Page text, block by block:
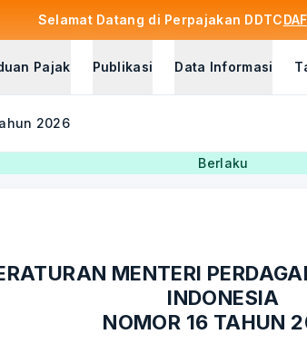
Selamat Datang di Perpajakan DDTC
Pajak Publikasi Data Informasi
2026
Berlaku
MENTERI
INDONESIA
NOMOR 16 TAHUN